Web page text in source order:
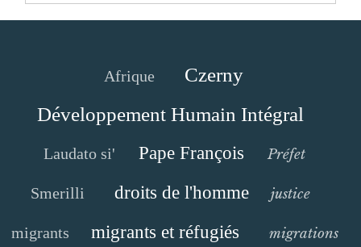
Afrique
Czerny
Développement Humain Intégral
Laudato si' Pape François Préfet
Smerilli droits de l'homme justice
migrants migrants et réfugiés migrations